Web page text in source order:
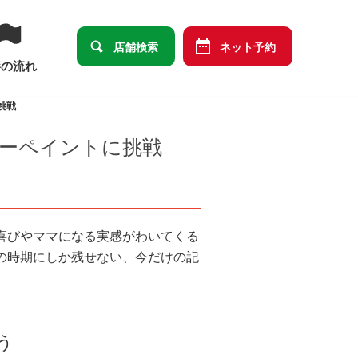
流れ
店舗検索 ネット予約
戦
ペイントに挑戦
やママになる実感がわいてくる
時期にしか残せない、今だけの記